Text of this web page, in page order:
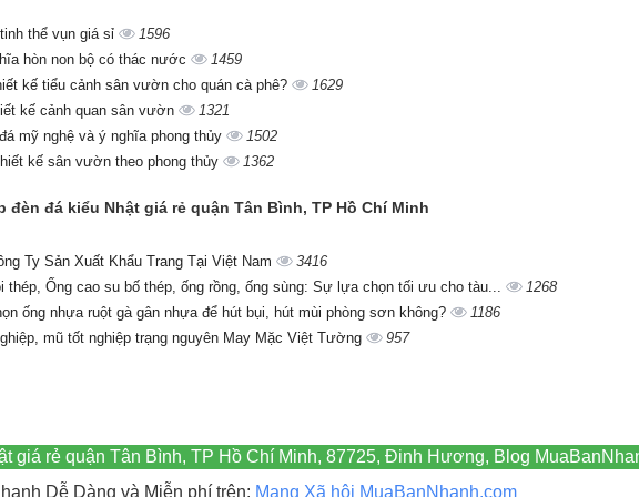
thể vụn giá sỉ
1596
hòn non bộ có thác nước
1459
kế tiểu cảnh sân vườn cho quán cà phê?
1629
kế cảnh quan sân vườn
1321
mỹ nghệ và ý nghĩa phong thủy
1502
kế sân vườn theo phong thủy 1362
đèn đá kiểu Nhật giá rẻ quận Tân Bình, TP Hồ Chí Minh
Ty Sản Xuất Khẩu Trang Tại Việt Nam
3416
thép, Ống cao su bố thép, ống rồng, ống sùng: Sự lựa chọn tối ưu cho tàu...
1268
ống nhựa ruột gà gân nhựa để hút bụi, hút mùi phòng sơn không?
1186
mũ tốt nghiệp trạng nguyên May Mặc Việt Tường 957
giá rẻ quận Tân Bình, TP Hồ Chí Minh, 87725, Đinh Hương, Blog
Dễ Dàng và Miễn phí trên: Mạng Xã hội MuaBanNhanh.com